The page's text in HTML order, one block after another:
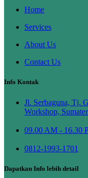
Home
Services
About Us
Contact Us
Info Kontak
Jl. Serbaguna, Tj.
Workshop,
09.00 AM - 16.30
0812-1993-1701
Dapatkan Info lebih detail